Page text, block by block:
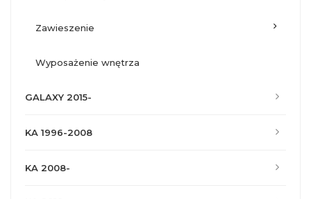
zawieszenie
wyposażenie wnętrza
GALAXY 2015-
KA 1996-2008
KA 2008-